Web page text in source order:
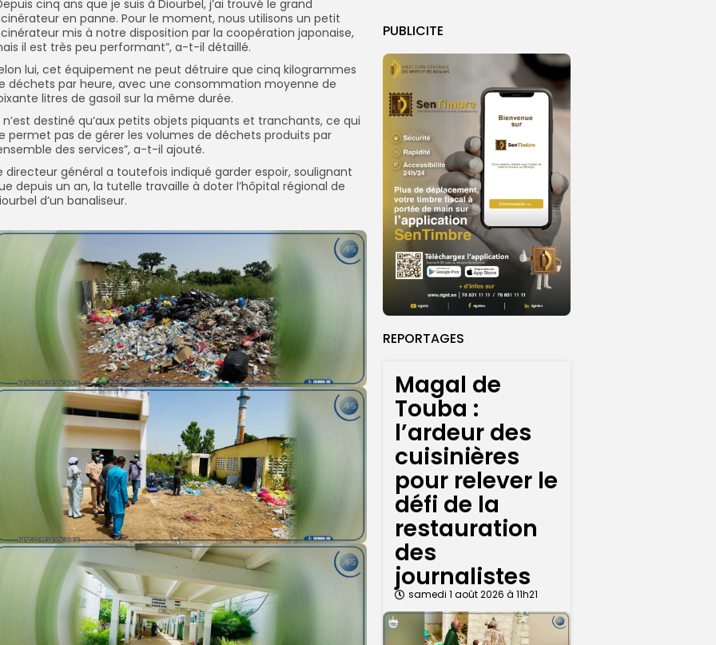
PUBLICITE
REPORTAGES
Magal de
Touba :
l’ardeur des
cuisinières
pour relever le
défi de la
restauration
des
journalistes
samedi 1 août 2026 à 11h21
cinq ans que je suis à Diourbel, j’ai trouvé le grand
en panne. Pour le moment, nous utilisons un petit
mis à notre disposition par la coopération japonaise,
il est très peu performant”, a-t-il détaillé.
lui, cet équipement ne peut détruire que cinq kilogrammes
déchets par heure, avec une consommation moyenne de
litres de gasoil sur la même durée.
n’est destiné qu’aux petits objets piquants et tranchants, ce qui
permet pas de gérer les volumes de déchets produits par
des services”, a-t-il ajouté.
directeur général a toutefois indiqué garder espoir, soulignant
depuis un an, la tutelle travaille à doter l’hôpital régional de
d’un banaliseur.